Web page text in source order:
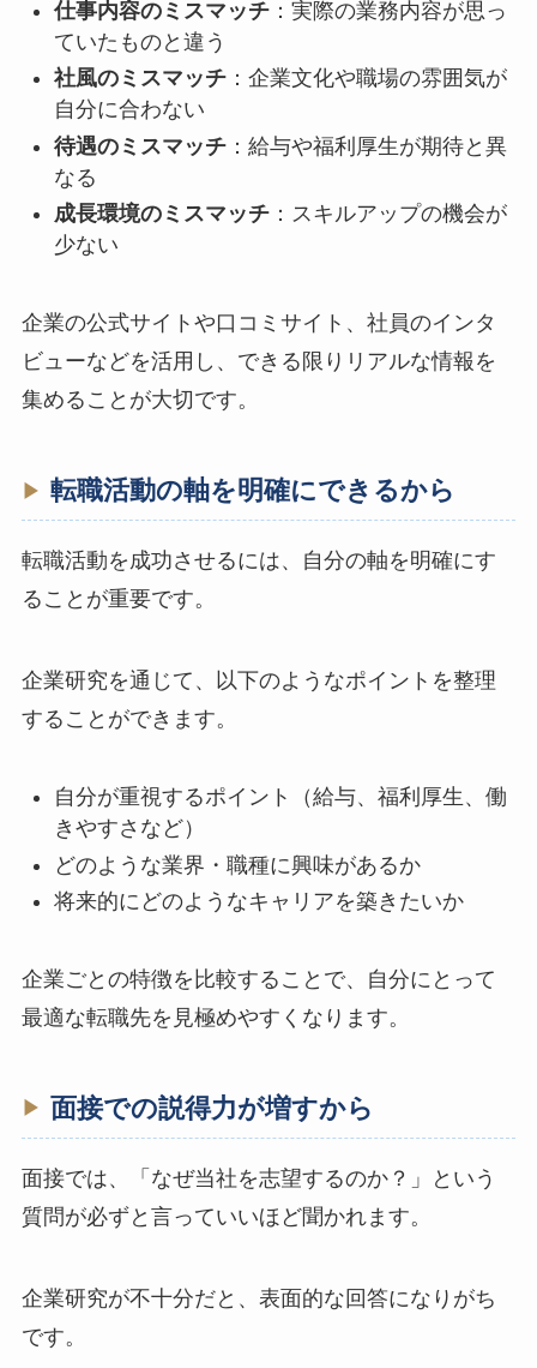
仕事内容のミスマッチ：実際の業務内容が思っ
ていたものと違う
社風のミスマッチ：企業文化や職場の雰囲気が
自分に合わない
待遇のミスマッチ：給与や福利厚生が期待と異
なる
成長環境のミスマッチ：スキルアップの機会が
少ない
企業の公式サイトや口コミサイト、社員のインタ
ビューなどを活用し、できる限りリアルな情報を
集めることが大切です。
転職活動の軸を明確にできるから
転職活動を成功させるには、自分の軸を明確にす
ることが重要です。
企業研究を通じて、以下のようなポイントを整理
することができます。
自分が重視するポイント（給与、福利厚生、働
きやすさなど）
どのような業界・職種に興味があるか
将来的にどのようなキャリアを築きたいか
企業ごとの特徴を比較することで、自分にとって
最適な転職先を見極めやすくなります。
面接での説得力が増すから
面接では、「なぜ当社を志望するのか？」という
質問が必ずと言っていいほど聞かれます。
企業研究が不十分だと、表面的な回答になりがち
です。